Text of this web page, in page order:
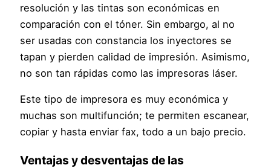
resolución y las tintas son económicas en
comparación con el tóner. Sin embargo, al no
ser usadas con constancia los inyectores se
tapan y pierden calidad de impresión. Asimismo,
no son tan rápidas como las impresoras láser.
Este tipo de impresora es muy económica y
muchas son multifunción; te permiten escanear,
copiar y hasta enviar fax, todo a un bajo precio.
Ventajas y desventajas de las